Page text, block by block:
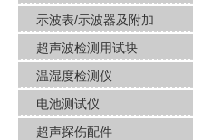
示波表/示波器及附加
超声波检测用试块
温湿度检测仪
电池测试仪
超声探伤配件